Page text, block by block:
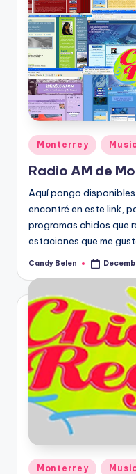
Posted
in
Monterrey
Radio AM de
Aquí­ pongo
encontré en este link,
programas chidos que
estaciones que me
Posted
Candy Belen
Posted
Monterrey